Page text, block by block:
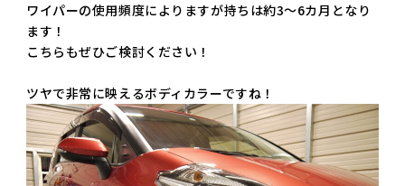
ワイパーの使用頻度によりますが持ちは約3～6カ月となり
ます！
こちらもぜひご検討ください！
ツヤで非常に映えるボディカラーですね！